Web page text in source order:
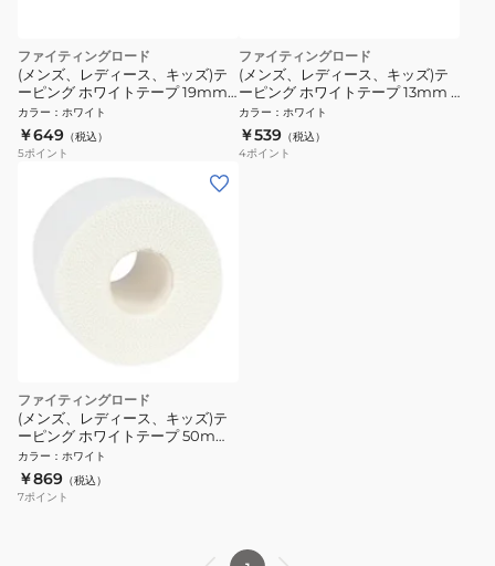
ファイティングロード
(メンズ、レディース、キッズ)テ
ーピング ホワイトテープ 19mm 2
本入り FR23UN0002 WHT
カラー ： ホワイト
￥649 （税込）
5ポイント
ファイティングロード
(メンズ、レディース、キッズ)テ
ーピング ホワイトテープ 13mm 2
本入り FR23UN0001 WHT
カラー ： ホワイト
￥539 （税込）
4ポイント
ファイティングロード
(メンズ、レディース、キッズ)テ
ーピング ホワイトテープ 50mm
FR23UN0005 WHT
カラー ： ホワイト
￥869 （税込）
7ポイント